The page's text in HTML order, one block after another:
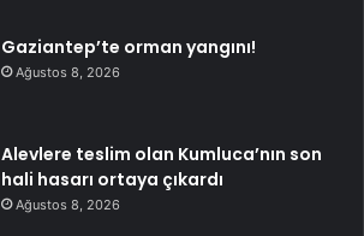
Gaziantep’te orman yangını!
Ağustos 8, 2026
Alevlere teslim olan Kumluca’nın son
hali hasarı ortaya çıkardı
Ağustos 8, 2026